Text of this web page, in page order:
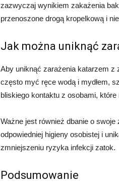
zazwyczaj wynikiem zakażenia
przenoszone drogą kropelkową i
Jak można uniknąć
Aby uniknąć zarażenia katarzem z
często myć ręce wodą i mydłem,
bliskiego kontaktu z osobami,
Ważne jest również dbanie o
odpowiedniej higieny osobistej i
zmniejszeniu ryzyka infekcji zatok.
Podsumowanie